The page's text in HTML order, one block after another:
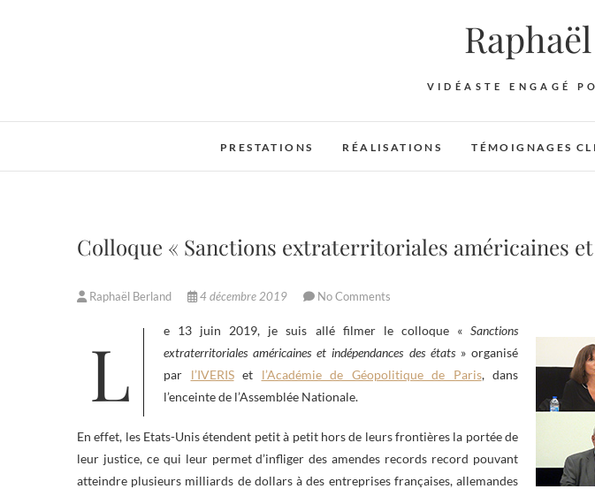
VIDÉASTE ENGAGÉ
PRESTATIONS RÉALISATIONS TÉMOIGNAGES
Colloque « Sanctions extraterritoriales américaines et
Raphaël Berland 4 décembre 2019 No Comments
Le 13 juin 2019, je suis allé filmer le colloque « Sanctions
extraterritoriales américaines et indépendances des états» organisé
par l’IVERISet l’Académie de Géopolitique de Paris, dans
l’enceinte de l’Assemblée Nationale.
En effet, les Etats-Unis étendent petit à petit hors de leurs frontières la portée de
leur justice, ce qui leur permet d’infliger des amendes records record pouvant
atteindre plusieurs milliards de dollars à des entreprises françaises, allemandes